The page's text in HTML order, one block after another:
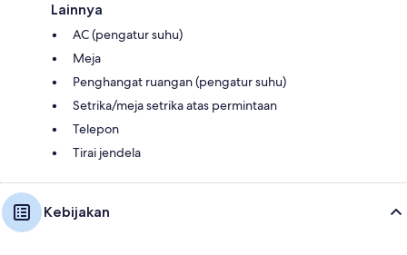
Lainnya
AC (pengatur suhu)
Meja
Penghangat ruangan (pengatur suhu)
Setrika/meja setrika atas permintaan
Telepon
Tirai jendela
Kebijakan